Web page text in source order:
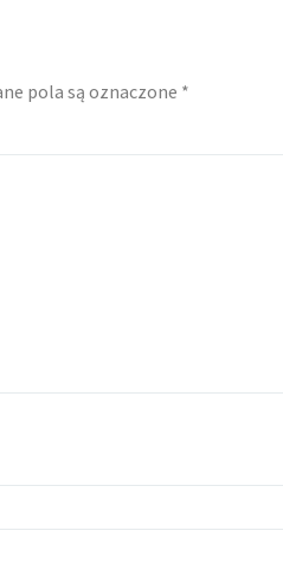
pola są oznaczone *